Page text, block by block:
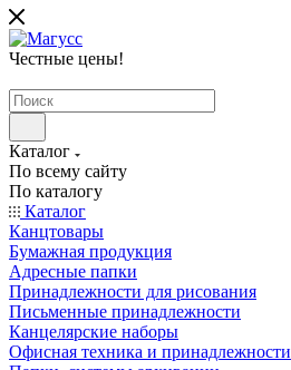
Честные цены!
Каталог
По всему сайту
По каталогу
Каталог
Канцтовары
Бумажная продукция
Адресные папки
Принадлежности для рисования
Письменные принадлежности
Канцелярские наборы
Офисная техника и принадлежности